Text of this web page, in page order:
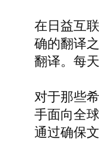
在日益互
确的翻译
翻译。每
对于那些
手面向全
通过确保